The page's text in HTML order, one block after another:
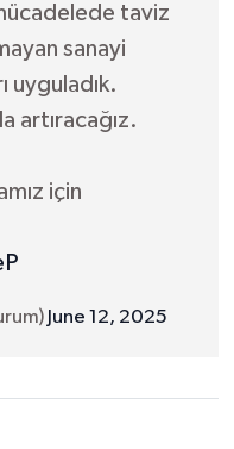
taviz
sanayi
uyguladık.
artıracağız.
için
June 12, 2025